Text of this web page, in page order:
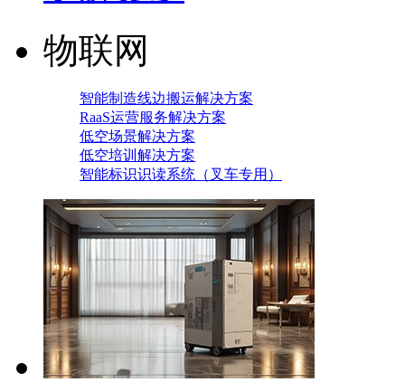
物联网
智能制造线边搬运解决方案
RaaS运营服务解决方案
低空场景解决方案
低空培训解决方案
智能标识识读系统（叉车专用）